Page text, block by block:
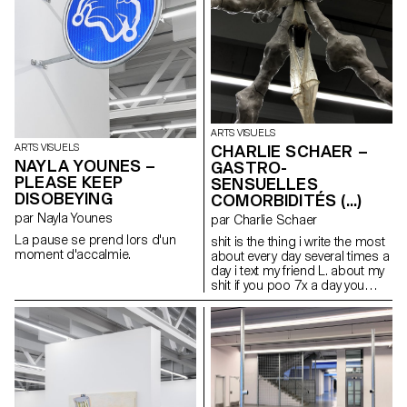
patient qui se fait opérer.
ARTS VISUELS
NAYLA YOUNES –
PLEASE KEEP
DISOBEYING
par Nayla Younes
La pause se prend lors d'un
moment d'accalmie.
ARTS VISUELS
CHARLIE SCHAER –
GASTRO-
SENSUELLES
COMORBIDITÉS (...)
par Charlie Schaer
shit is the thing i write the most
about every day several times a
day i text my friend L. about my
shit if you poo 7x a day you
have to share it love & shit
mariage & inflammation
infection & affection my gastro-
sensual form of life is all that i
have like a lovebug (…) Cette
sculpture est accompagnée
d’un long poème comprenant
des extraits de « Life Without Air